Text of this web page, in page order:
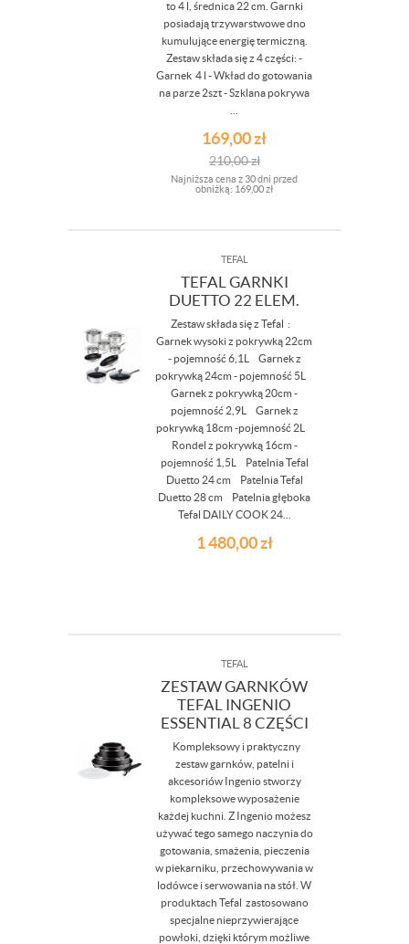
to 4 l, średnica 22 cm. Garnki
posiadają trzywarstwowe dno
kumulujące energię termiczną.
Zestaw składa się z 4 części: -
Garnek 4 l - Wkład do gotowania
na parze 2szt - Szklana pokrywa
169,00zł
210,00zł
Najniższa cena z 30 dni przed
obniżką: 169,00 zł
TEFAL
TEFAL GARNKI
DUETTO 22 ELEM.
Zestaw składa się z Tefal :
Garnek wysoki z pokrywką 22cm
- pojemność 6,1L Garnek z
pokrywką 24cm - pojemność 5L
Garnek z pokrywką 20cm -
pojemność 2,9L Garnek z
pokrywką 18cm -pojemność 2L
Rondel z pokrywką 16cm -
pojemność 1,5L Patelnia Tefal
Duetto 24 cm Patelnia Tefal
Duetto 28 cm Patelnia głęboka
Tefal DAILY COOK 24...
1 480,00zł
TEFAL
ZESTAW GARNKÓW
TEFAL INGENIO
ESSENTIAL 8 CZĘŚCI
Kompleksowy i praktyczny
zestaw garnków, patelni i
akcesoriów Ingenio stworzy
kompleksowe wyposażenie
każdej kuchni. Z Ingenio możesz
używać tego samego naczynia do
gotowania, smażenia, pieczenia
w piekarniku, przechowywania w
lodówce i serwowania na stół. W
produktach Tefal zastosowano
specjalne nieprzywierające
powłoki, dzięki którym możliwe